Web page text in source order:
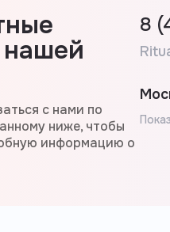
с нами по
ниже, чтобы
информацию о
8